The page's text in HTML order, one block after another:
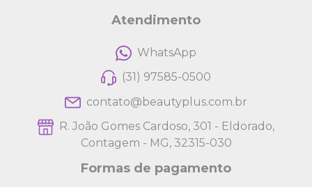
Atendimento
WhatsApp
(31) 97585-0500
contato@beautyplus.com.br
R. João Gomes Cardoso, 301 - Eldorado,
Contagem - MG, 32315-030
Formas de pagamento